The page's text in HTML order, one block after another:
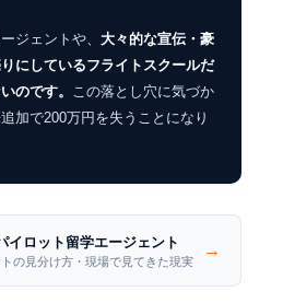
ジェントや、 大々的な宣伝・豪
にしているフライトスクールだ
のです。
この落とし穴に気づか
加で200万円を失うことになり
イロット留学エージェント
の見分け方・現場で見てきた現実
→